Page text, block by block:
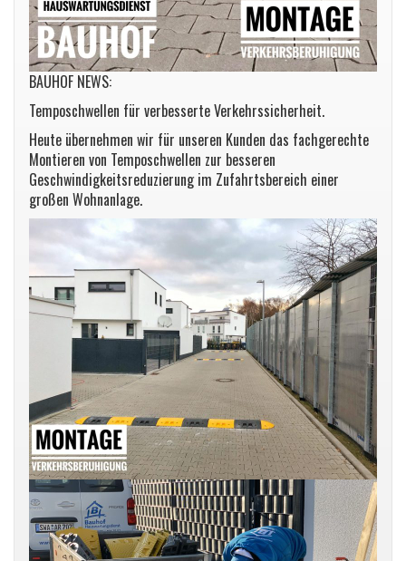
BAUHOF NEWS:
Temposchwellen für verbesserte Verkehrssicherheit.
Heute übernehmen wir für unseren Kunden das fachgerechte
Montieren von Temposchwellen zur besseren
Geschwindigkeitsreduzierung im Zufahrtsbereich einer
großen Wohnanlage.